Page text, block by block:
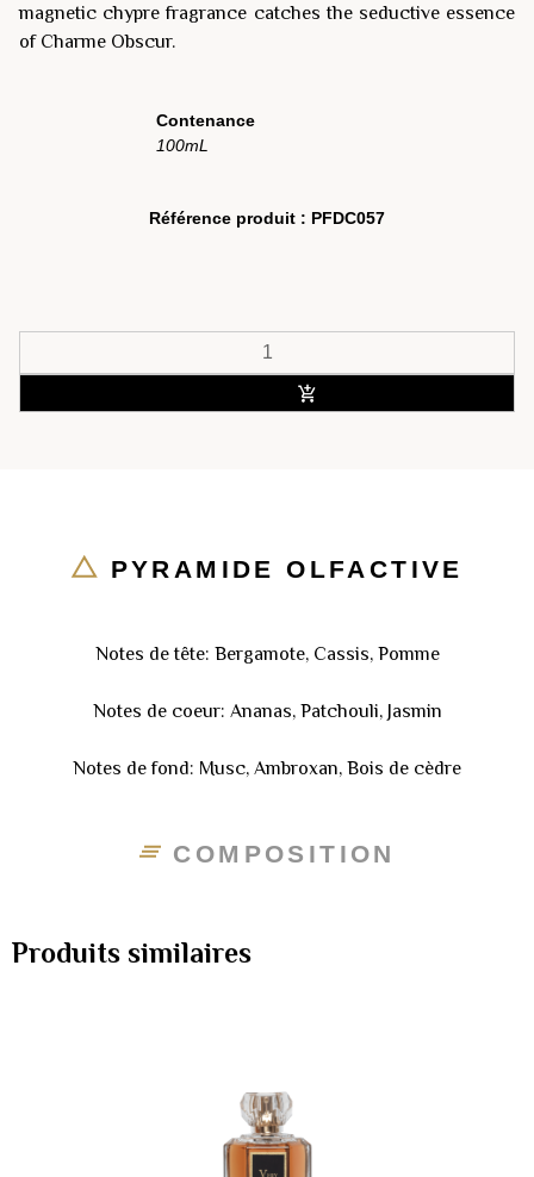
magnetic chypre fragrance catches the seductive essence
of Charme Obscur.
Contenance
100mL
Référence produit : PFDC057
PYRAMIDE OLFACTIVE
Notes de tête: Bergamote, Cassis, Pomme
Notes de coeur: Ananas, Patchouli, Jasmin
Notes de fond: Musc, Ambroxan, Bois de cèdre
COMPOSITION
Produits similaires